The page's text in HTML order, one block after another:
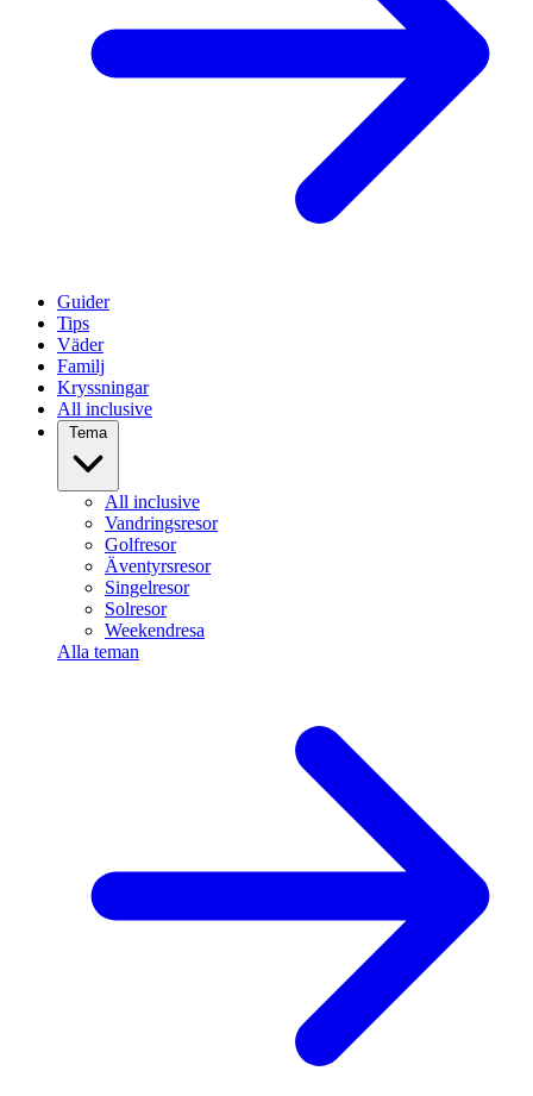
Guider
Tips
Väder
Familj
Kryssningar
All inclusive
Tema
All inclusive
Vandringsresor
Golfresor
Äventyrsresor
Singelresor
Solresor
Weekendresa
Alla teman